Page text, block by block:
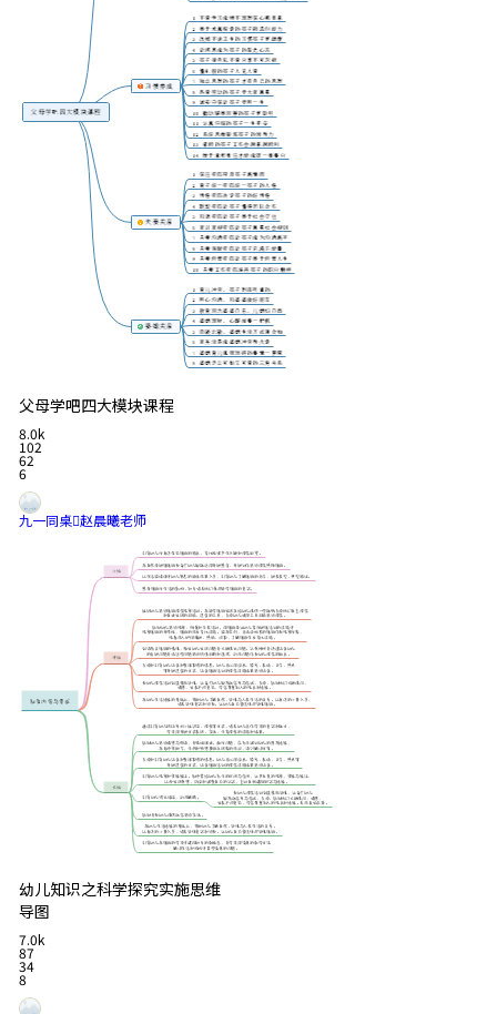
父母学吧四大模块课程
8.0k
102
62
6
九一同桌赵晨曦老师
幼儿知识之科学探究实施思维
导图
7.0k
87
34
8